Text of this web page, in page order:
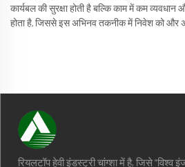
कार्यबल की सुरक्षा होती है बल्कि काम में कम व्यवधान
होता है, जिससे इस अभिनव तकनीक में निवेश को और
रियलटॉप हेवी इंडस्ट्री चांग्शा में है, जिसे "विश्व